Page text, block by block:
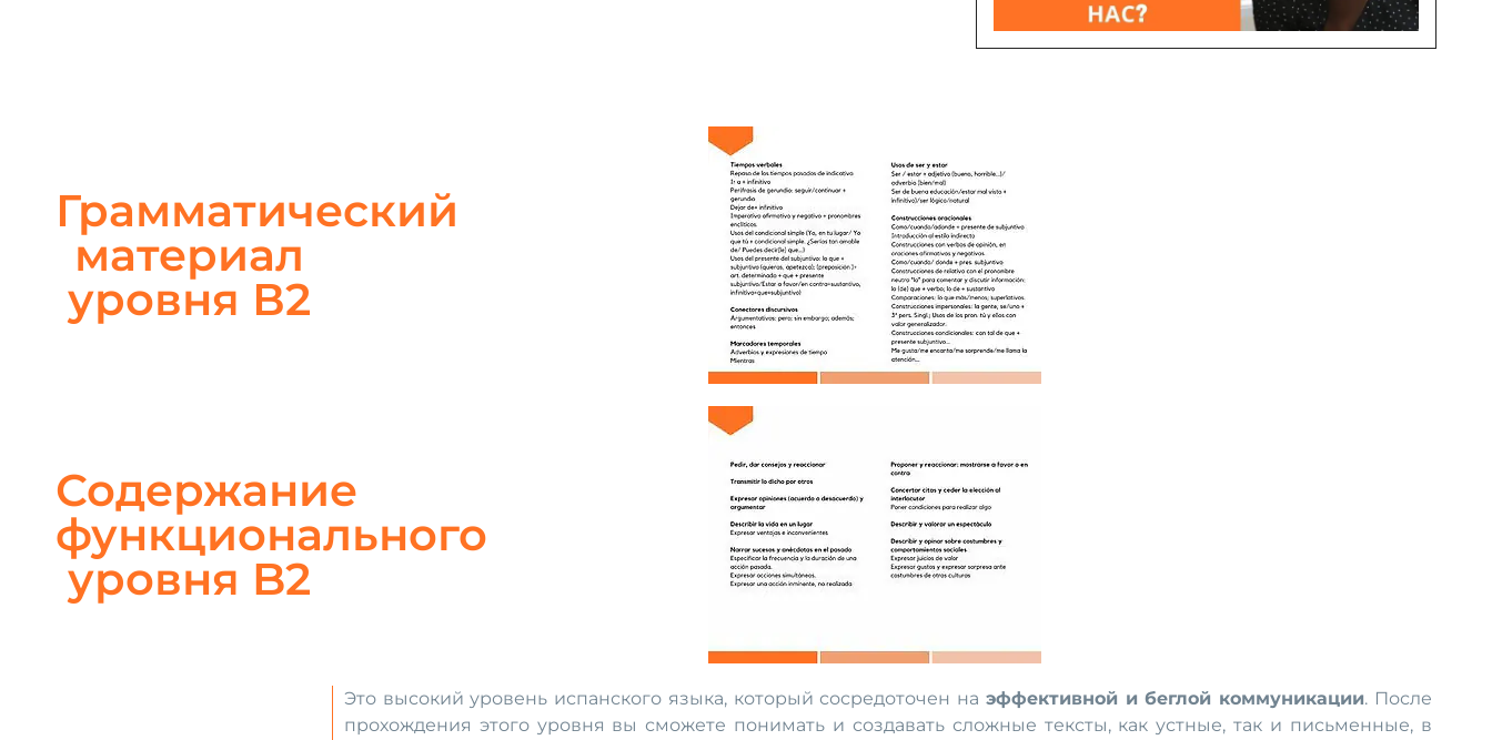
Грамматический
материал
уровня В2
Содержание
функционального
уровня B2
Это высокий уровень испанского языка, который сосредоточен на эффективной и беглой коммуникации. После
прохождения этого уровня вы сможете понимать и создавать сложные тексты, как устные, так и письменные, в